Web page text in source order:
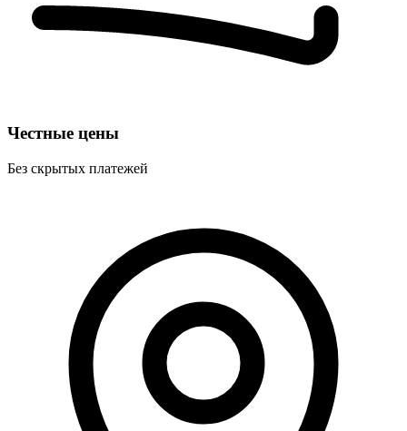
Честные цены
Без скрытых платежей